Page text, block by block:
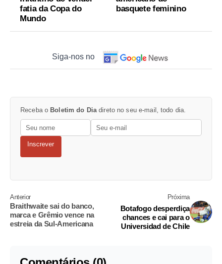
fatia da Copa do
Mundo
basquete feminino
Siga-nos no
Receba o Boletim do Dia direto no seu e-mail, todo dia.
Inscrever
Anterior
Braithwaite sai do banco,
marca e Grêmio vence na
estreia da Sul-Americana
Próxima
Botafogo desperdiça
chances e cai para o
Universidad de Chile